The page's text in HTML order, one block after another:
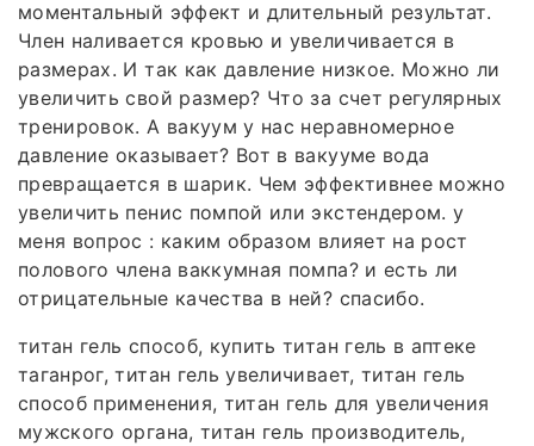
моментальный эффект и длительный результат.
Член наливается кровью и увеличивается в
размерах. И так как давление низкое. Можно ли
увеличить свой размер? Что за счет регулярных
тренировок. А вакуум у нас неравномерное
давление оказывает? Вот в вакууме вода
превращается в шарик. Чем эффективнее можно
увеличить пенис помпой или экстендером. у
меня вопрос : каким образом влияет на рост
полового члена ваккумная помпа? и есть ли
отрицательные качества в ней? спасибо.
титан гель способ, купить титан гель в аптеке
таганрог, титан гель увеличивает, титан гель
способ применения, титан гель для увеличения
мужского органа, титан гель производитель,